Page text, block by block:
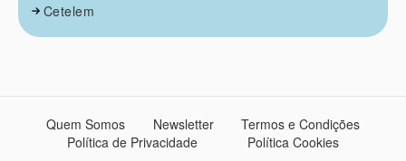
Cetelem
Quem Somos Newsletter
Termos e Condições
Política de Privacidade
Política Cookies